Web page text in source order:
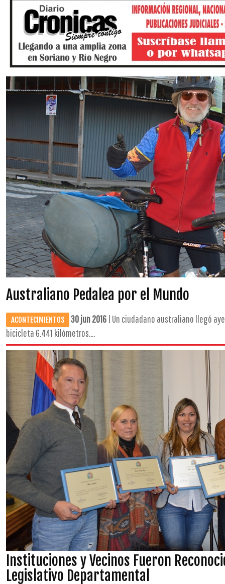
Australiano Pedalea por el Mundo
ACONTECIMIENTOS 30 jun 2016 | Un ciudadano australiano llegó
bicicleta 6.441 kilómetros....
Instituciones y Vecinos Fueron
Legislativo Departamental